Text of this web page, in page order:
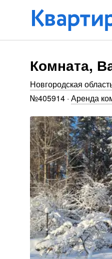
Комната,
Новгородская
№405914 · Аренда